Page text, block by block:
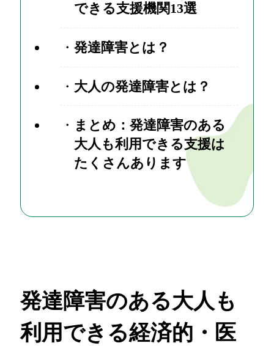
できる支援機関13選
発達障害とは？
大人の発達障害とは？
まとめ：発達障害のある
大人も利用できる支援は
たくさんあります
発達障害のある大人も
利用できる経済的・医